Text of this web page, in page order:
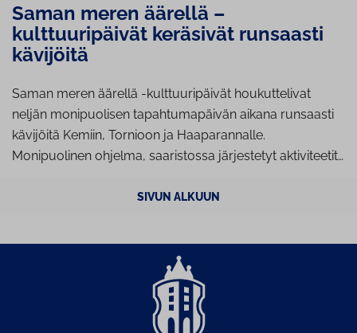
Saman meren äärellä –
kulttuuripäivät keräsivät runsaasti
kävijöitä
Saman meren äärellä -kulttuuripäivät houkuttelivat
neljän monipuolisen tapahtumapäivän aikana runsaasti
kävijöitä Kemiin, Tornioon ja Haaparannalle.
Monipuolinen ohjelma, saaristossa järjestetyt aktiviteetit…
SIVUN ALKUUN